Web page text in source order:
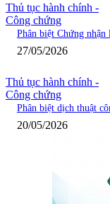
Thủ tục hành chính -
Công chứng
Phân biệt Chứng
27/05/2026
Thủ tục hành chính -
Công chứng
Phân biệt dịch thuật
20/05/2026